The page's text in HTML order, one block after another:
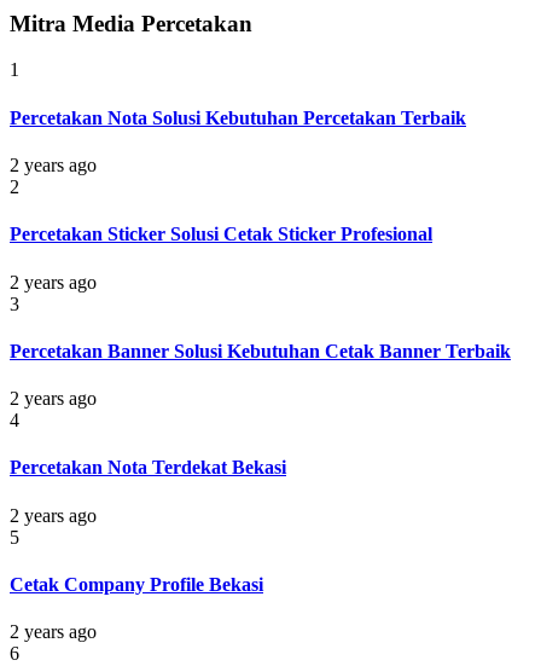
Mitra Media Percetakan
1
Percetakan Nota Solusi Kebutuhan Percetakan Terbaik
2 years ago
2
Percetakan Sticker Solusi Cetak Sticker Profesional
2 years ago
3
Percetakan Banner Solusi Kebutuhan Cetak Banner Terbaik
2 years ago
4
Percetakan Nota Terdekat Bekasi
2 years ago
5
Cetak Company Profile Bekasi
2 years ago
6